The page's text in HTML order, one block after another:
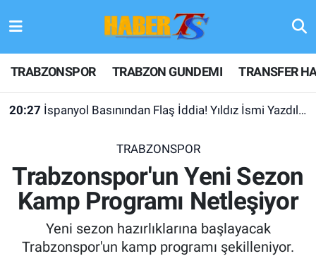
TRABZONSPOR TRABZON GUNDEMI TRANSFER
20:27 İspanyol Basınından Flaş İddia! Yıldız İsmi Yazdılar
TRABZONSPOR
Trabzonspor'un Yeni Sezon
Kamp Programı Netleşiyor
Yeni sezon hazırlıklarına başlayacak
Trabzonspor'un kamp programı şekilleniyor.
TRABZONSPOR
TRABZON GUNDEMI
KULİS MEYDANI
1461 TRABZON
Hava Durumu
Trafik Durumu
Son Dakika Haberleri
Haber Arşivi